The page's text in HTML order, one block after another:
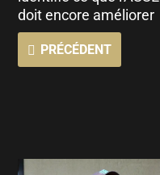
doit encore améliorer
PRÉCÉDENT